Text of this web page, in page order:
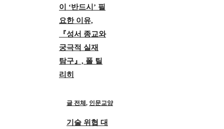
이 ‘반드시’ 필
요한 이유,
『성서 종교와
궁극적 실재
탐구』, 폴 틸
리히
글 전체 , 인문교양
기술 위협 대